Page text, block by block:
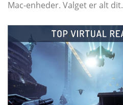
Mac-enheder. Valget er alt dit.